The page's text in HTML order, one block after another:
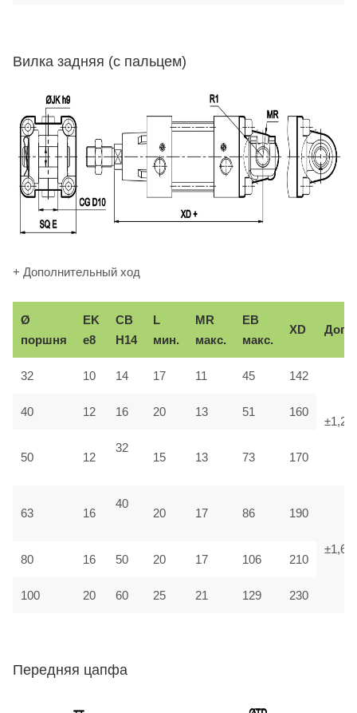
Вилка задняя (с пальцем)
+ Дополнительный ход
Ø
поршня
EK
e8
CB
H14
L
мин.
MR
макс.
EB
макс.
XD Доп.
32 10 14 17 11 45 142
±1,25
40 12 16 20 13 51 160
50 12
32
15 13 73 170
63 16
40
20 17 86 190
±1,6
80 16 50 20 17 106 210
100 20 60 25 21 129 230
Передняя цапфа